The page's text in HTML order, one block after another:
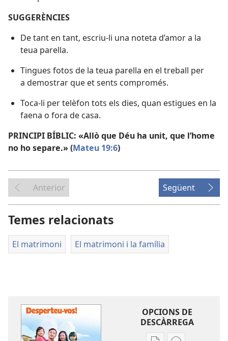
SUGGERÈNCIES
De tant en tant, escriu-li una noteta d’amor a la
teua parella.
Tingues fotos de la teua parella en el treball per
a demostrar que et sents compromés.
Toca-li per telèfon tots els dies, quan estigues en la
faena o fora de casa.
PRINCIPI BÍBLIC: «Allò que Déu ha unit, que l’home
no ho separe.» (Mateu 19:6)
Anterior Següent
Temes relacionats
El matrimoni El matrimoni i la família
OPCIONS DE
DESCÀRREGA